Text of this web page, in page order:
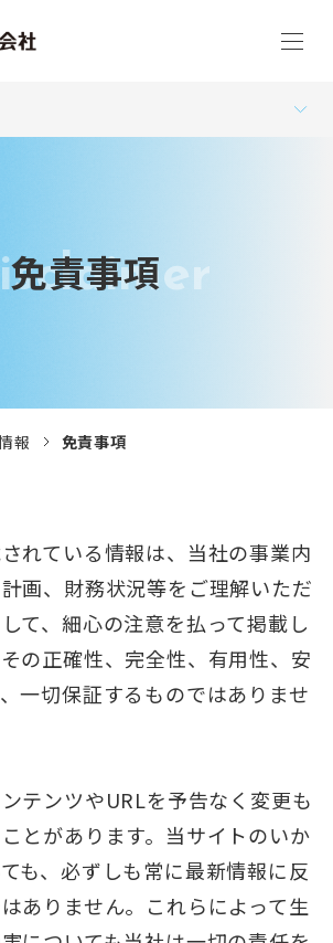
メニ
免責事項
報 免責事項
れている情報は、当社の事業内
画、財務状況等をご理解いただ
て、細心の注意を払って掲載し
の正確性、完全性、有用性、安
一切保証するものではありませ
テンツやURLを予告なく変更も
とがあります。当サイトのいか
も、必ずしも常に最新情報に反
ありません。これらによって生